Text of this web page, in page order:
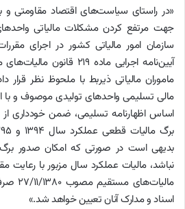
«در راستای سیاست‌های اقتصاد مقاومتی
جهت مرتفع کردن مشکلات مالیاتی
آیین‌نامه اجرایی ماده ۲۱۹
ماموران مالیاتی ذیربط با ملحوظ نظر قرار
مالی تسلیمی واحدهای تولیدی موصوف و با
اساس اظهارنامه‌ تسلیمی، ضمن خودداری
بدیهی است در صورتی که امکان صدور
اسناد و مدارک آنان تعیین خواهد شد.»